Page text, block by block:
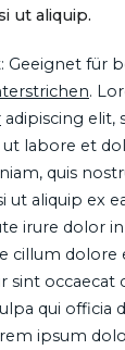
ut aliquip.
Geeignet für
.
adipiscing elit,
labore et
quis
ut aliquip ex
irure dolor
cillum dolore
sint occaecat
qui officia
ipsum